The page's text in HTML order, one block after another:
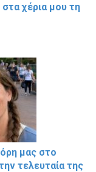
χέρια μου τη
μας στο
τελευταία της